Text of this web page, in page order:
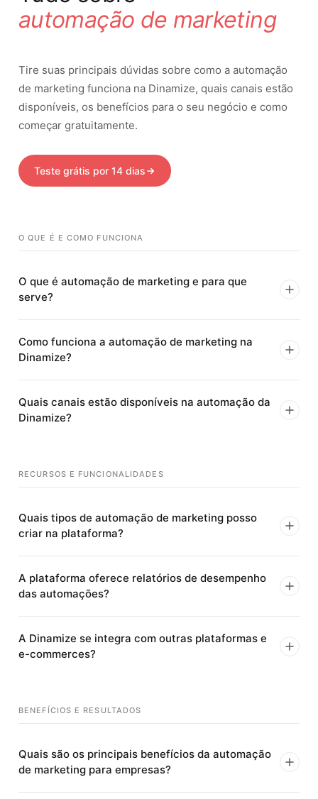
automação de marketing
Tire suas principais dúvidas sobre como a automação
de marketing funciona na Dinamize, quais canais estão
disponíveis, os benefícios para o seu negócio e como
começar gratuitamente.
Teste grátis por 14 dias
O QUE É E COMO FUNCIONA
O que é automação de marketing e para que
serve?
Como funciona a automação de marketing na
Dinamize?
Quais canais estão disponíveis na automação da
Dinamize?
RECURSOS E FUNCIONALIDADES
Quais tipos de automação de marketing posso
criar na plataforma?
A plataforma oferece relatórios de desempenho
das automações?
A Dinamize se integra com outras plataformas e
e-commerces?
BENEFÍCIOS E RESULTADOS
Quais são os principais benefícios da automação
de marketing para empresas?